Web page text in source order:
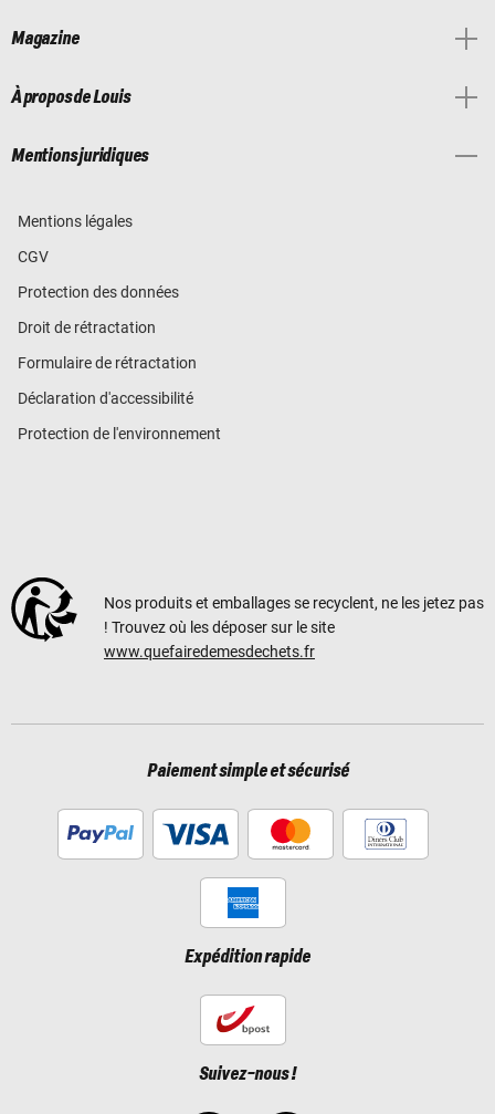
Magazine
À propos de Louis
Mentions juridiques
Mentions légales
CGV
Protection des données
Droit de rétractation
Formulaire de rétractation
Déclaration d'accessibilité
Protection de l'environnement
Nos produits et emballages se recyclent, ne les jetez pas
! Trouvez où les déposer sur le site
www.quefairedemesdechets.fr
Paiement simple et sécurisé
Expédition rapide
Suivez-nous !